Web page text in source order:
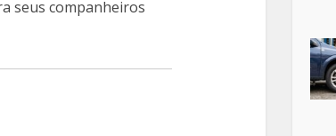
seus companheiros